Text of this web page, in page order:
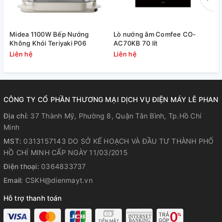
Sử dụng dễ dàng
khiển núm vặn, giúp người dùng dễ dàng điều chỉnh nhiệt độ
và thời gian nướng thực phẩm. Ngoài ra, đi kèm lò nướng
biến thực phẩm thuận tiện hơn.
Midea 1100W Bếp Nướng
Không Khói Teriyaki P06
Liên hệ
Lò nướng âm Comfee CO-
AC70KB 70 lít
Liên hệ
CÔNG TY CỔ PHẦN THƯƠNG MẠI DỊCH VỤ ĐIỆN MÁY LÊ PHAN
Địa chỉ: 37 Thành Mỹ, Phường 8, Quận Tân Bình, Tp.Hồ Chí
Minh
MST: 0313157143 DO SỞ KẾ HOẠCH VÀ ĐẦU TƯ THÀNH PHỐ
HỒ CHÍ MINH CẤP NGÀY 11/03/2015
Điện thoại: 0364833737
Email: CSKH@dienmayt.vn
Hỗ trợ thanh toán